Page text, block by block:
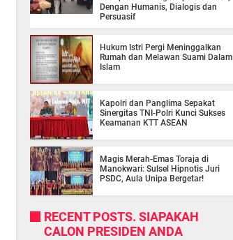
Dengan Humanis, Dialogis dan
Persuasif
Hukum Istri Pergi Meninggalkan
Rumah dan Melawan Suami Dalam
Islam
Kapolri dan Panglima Sepakat
Sinergitas TNI-Polri Kunci Sukses
Keamanan KTT ASEAN
Magis Merah-Emas Toraja di
Manokwari: Sulsel Hipnotis Juri
PSDC, Aula Unipa Bergetar!
RECENT POSTS. SIAPAKAH
CALON PRESIDEN ANDA